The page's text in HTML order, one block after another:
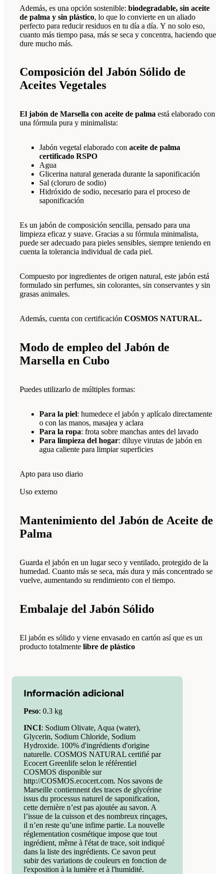
Además, es una opción sostenible: biodegradable, sin aceite
de palma y sin plástico, lo que lo convierte en un aliado
perfecto para reducir residuos en tu día a día. Y no solo eso,
cuanto más tiempo pasa, más se seca y concentra, haciendo que
dure mucho más.
Composición del Jabón Sólido de
Aceites Vegetales
El jabón de Marsella con aceite de palma está elaborado con
una fórmula pura y minimalista:
Jabón vegetal elaborado con aceite de palma
certificado RSPO
Agua
Glicerina natural generada durante la saponificación
Sal (cloruro de sodio)
Hidróxido de sodio, necesario para el proceso de
saponificación
Es un jabón de composición sencilla, pensado para una
limpieza eficaz y suave. Gracias a su fórmula minimalista,
puede ser adecuado para pieles sensibles, siempre teniendo en
cuenta la tolerancia individual de cada piel.
Compuesto por ingredientes de origen natural, este jabón está
formulado sin perfumes, sin colorantes, sin conservantes y sin
grasas animales.
Además, cuenta con certificación COSMOS NATURAL.
Modo de empleo del Jabón de
Marsella en Cubo
Puedes utilizarlo de múltiples formas:
Para la piel: humedece el jabón y aplícalo directamente
o con las manos, masajea y aclara
Para la ropa: frota sobre manchas antes del lavado
Para limpieza del hogar: diluye virutas de jabón en
agua caliente para limpiar superficies
Apto para uso diario
Uso externo
Mantenimiento del Jabón de Aceite de
Palma
Guarda el jabón en un lugar seco y ventilado, protegido de la
humedad. Cuanto más se seca, más dura y más concentrado se
vuelve, aumentando su rendimiento con el tiempo.
Embalaje del Jabón Sólido
El jabón es sólido y viene envasado en cartón así que es un
producto totalmente libre de plástico
Información adicional
Peso: 0.3 kg
INCI: Sodium Olivate, Aqua (water),
Glycerin, Sodium Chloride, Sodium
Hydroxide. 100% d'ingrédients d'origine
naturelle. COSMOS NATURAL certifié par
Ecocert Greenlife selon le référentiel
COSMOS disponible sur
http://COSMOS.ecocert.com. Nos savons de
Marseille contiennent des traces de glycérine
issus du processus naturel de saponification,
cette dernière n’est pas ajoutée au savon. A
l’issue de la cuisson et des nombreux rinçages,
il n’en reste qu’une infime partie. La nouvelle
réglementation cosmétique impose que tout
ingrédient, même à l'état de trace, soit indiqué
dans la liste des ingrédients. Ce savon peut
subir des variations de couleurs en fonction de
l'exposition à la lumière et à l'humidité.